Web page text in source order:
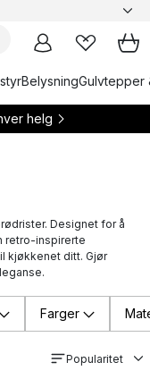
BelysningGulvtepper
helg
Designet for å
retro-inspirerte
kjøkkenet ditt. Gjør
Farger
Popularitet